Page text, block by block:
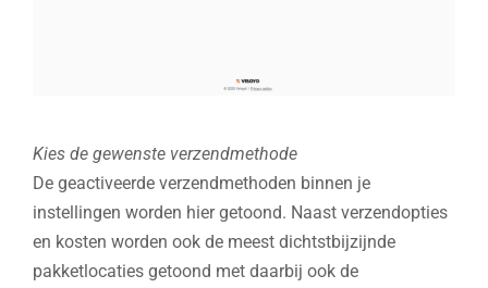
Kies de gewenste verzendmethode
De geactiveerde verzendmethoden binnen je
instellingen worden hier getoond. Naast verzendopties
en kosten worden ook de meest dichtstbijzijnde
pakketlocaties getoond met daarbij ook de